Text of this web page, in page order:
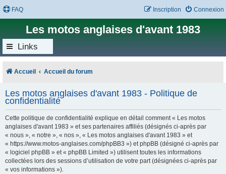
FAQ Connexion
Inscription
Les motos anglaises d'avant 1983
Links
Accueil Accueil du forum
Les motos anglaises d'avant 1983 - Politique de
confidentialité
Cette politique de confidentialité explique en détail comment « Les motos
anglaises d'avant 1983 » et ses partenaires affiliés (désignés ci-après par
« nous », « notre », « nos », « Les motos anglaises d'avant 1983 » et
« https://www.motos-anglaises.com/phpBB3 ») et phpBB (désigné ci-après par
« logiciel phpBB » et « phpBB Limited ») utilisent toutes les informations
collectées lors des sessions d’utilisation de votre part (désignées ci-après par
« vos informations »).